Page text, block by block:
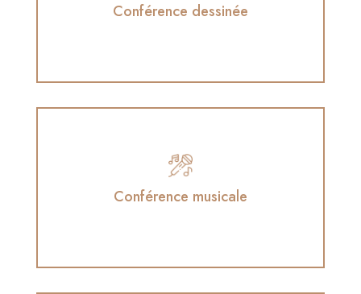
Conférence dessinée
en collaboration avec le sketchnoteur Éric
Conférence musicale
Conférence musicale
en collaboration avec la chanteuse indienne